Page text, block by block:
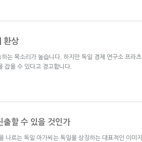
환상
는 목소리가 높습니다. 하지만 독일 경제 연구소 프라츠
잡을 수 있다고 경고합니다.
출할 수 있을 것인가
나르는 독일 아가씨는 독일을 상징하는 대표적인 이미지